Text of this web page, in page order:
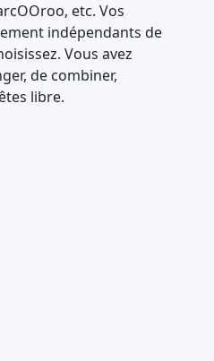
etc. Vos
indépendants de
Vous avez
de combiner,
libre.